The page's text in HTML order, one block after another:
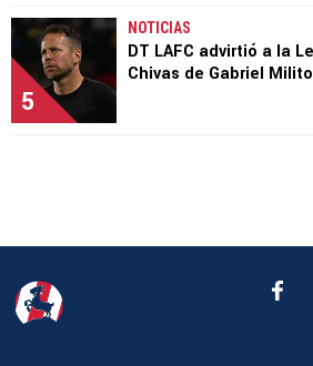
5
NOTICIAS
DT LAFC advirtió a la
Chivas de Gabriel Milito